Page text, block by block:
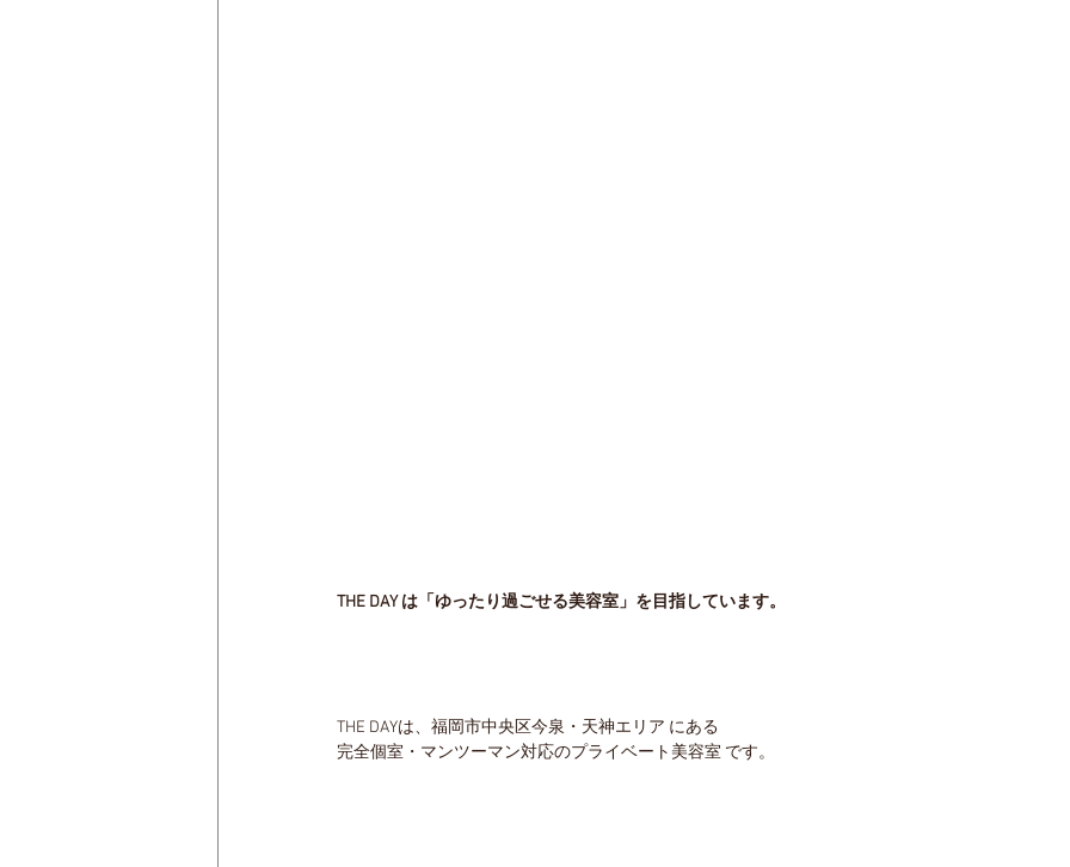
THE DAY は「ゆったり過ごせる美容室」を目指しています。
THE DAYは、福岡市中央区今泉・天神エリア にある
完全個室・マンツーマン対応のプライベート美容室 です。